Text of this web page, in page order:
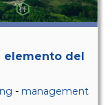
elemento del
- management